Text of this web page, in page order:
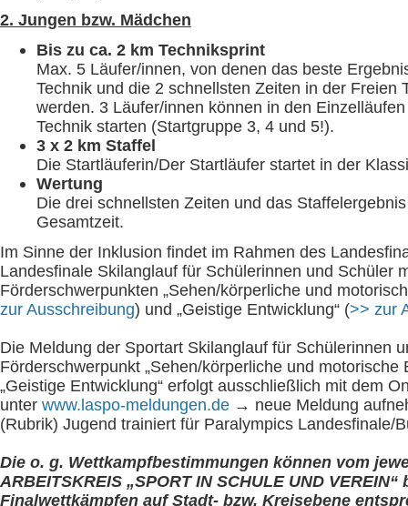
2. Jungen bzw. Mädchen
Bis zu ca. 2 km Techniksprint
Max. 5 Läufer/innen, von denen das beste
Technik und die 2 schnellsten Zeiten in der Freien
werden. 3 Läufer/innen können in den
Technik starten (Startgruppe 3, 4 und 5!).
3 x 2 km Staffel
Die Startläuferin/Der Startläufer startet in der
Wertung
Die drei schnellsten Zeiten und das
Gesamtzeit.
Im Sinne der Inklusion findet im Rahmen des
Landesfinale Skilanglauf für Schülerinnen und Schüler
Förderschwerpunkten „Sehen/körperliche und
zur Ausschreibung) und „Geistige Entwicklung“ (>> zur
Die Meldung der Sportart Skilanglauf für Schülerinnen
Förderschwerpunkt „Sehen/körperliche und motorische
„Geistige Entwicklung“ erfolgt ausschließlich mit dem
unter www.laspo-meldungen.de → neue Meldung
(Rubrik) Jugend trainiert für Paralympics Landesfinale/
Die o. g. Wettkampfbestimmungen können vom
ARBEITSKREIS „SPORT IN SCHULE UND VEREIN“
Finalwettkämpfen auf Stadt- bzw. Kreisebene